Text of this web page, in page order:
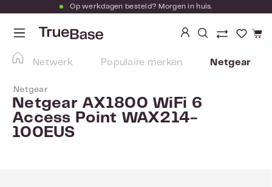
Ga naar de hoofdinhoud
Op werkdagen besteld? Morgen in huis.
Je
Netwerk Populaire merken Netgear
Netgear
Netgear AX1800 WiFi 6
Access Point WAX214-
100EUS